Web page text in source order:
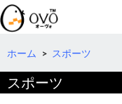
検
索
コ
テ
へ
ホーム > スポーツ
スポーツ